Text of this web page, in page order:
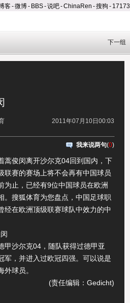
客-微博- BBS-说吧-ChinaRen -搜狗 - 17173
下一组
2011年07月10日00:03
我来说两句(0)
俊闵离开沙尔克04回到国内，下
联赛的赛场上将不会再有中国球员
为止，已经有9位中国球员在欧洲
。搜狐体育为您盘点，中国足球职
经在欧洲顶级联赛球队中效力的中
沙尔克04，随队获得过德甲亚
军，并进入过欧冠四强。可以说是
外球员。
(责任编辑：Gedicht)